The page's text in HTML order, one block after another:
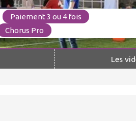
Paiement 3 ou 4 fois
Chorus Pro
Les